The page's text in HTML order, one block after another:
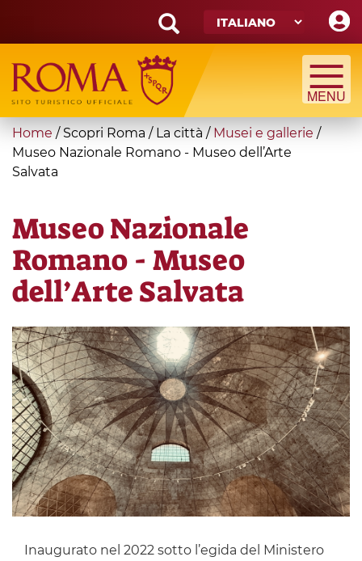
main
content
Search
form
Cerca
You
are
here
Home / Scopri Roma / La città / Musei e gallerie /
Museo Nazionale Romano - Museo dell’Arte
Salvata
Museo Nazionale
Romano - Museo
dell’Arte Salvata
Inaugurato nel 2022 sotto l’egida del Ministero